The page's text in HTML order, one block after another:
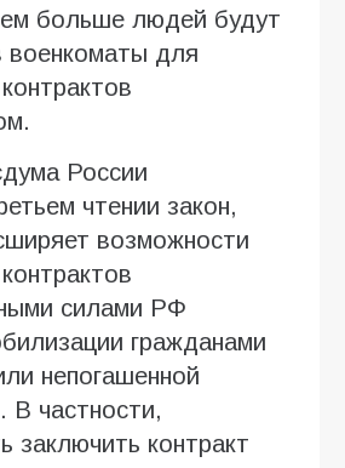
больше людей будут
военкоматы для
России
чтении закон,
возможности
силами РФ
гражданами
непогашенной
В частности,
заключить контракт